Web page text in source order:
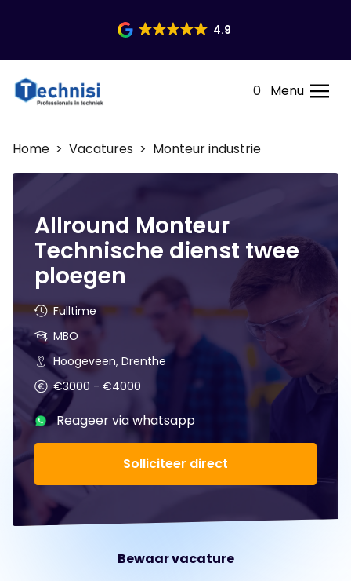
4.9
0 Menu
Home > Vacatures > Monteur industrie
Allround Monteur
Technische dienst twee
ploegen
Fulltime
MBO
Hoogeveen, Drenthe
€3000 - €4000
Reageer via whatsapp
Solliciteer direct
Bewaar vacature